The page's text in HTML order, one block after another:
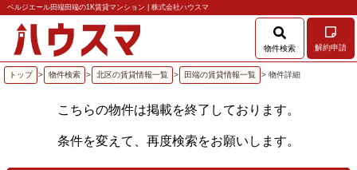
ベルジエール田端田端の1K賃貸マンション | 株式会社ハウスマ
物件検索 解約申請
トップ > 物件検索 > 北区の賃貸情報一覧 > 田端の賃貸情報一覧 > 物件詳細
こちらの物件は掲載を終了しております。
条件を変えて、再度検索をお願いします。